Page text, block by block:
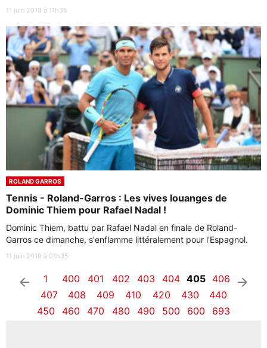
11 juin 2018 à 11h35
ROLAND GARROS
Tennis - Roland-Garros : Les vives louanges de
Dominic Thiem pour Rafael Nadal !
Dominic Thiem, battu par Rafael Nadal en finale de Roland-
Garros ce dimanche, s'enflamme littéralement pour l'Espagnol.
11 juin 2018 à 01h35
arrow_left 1 400 401 402 403 404 405 406
407
408 409 410 420 430
440
450
460 470 480 490 500 600 693
arrow_right